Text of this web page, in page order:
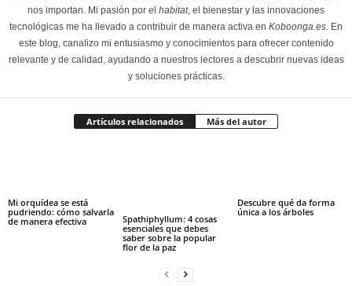
nos importan. Mi pasión por el habitat, el bienestar y las innovaciones
tecnológicas me ha llevado a contribuir de manera activa en Koboonga.es . En
este blog, canalizo mi entusiasmo y conocimientos para ofrecer contenido
relevante y de calidad, ayudando a nuestros lectores a descubrir nuevas ideas
y soluciones prácticas.
Artículos relacionados Más del autor
Mi orquídea se está
pudriendo: cómo salvarla
de manera efectiva
Spathiphyllum: 4 cosas
esenciales que debes
saber sobre la popular
flor de la paz
Descubre qué da forma
única a los árboles